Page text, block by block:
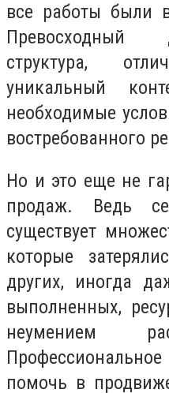
все работы были
Превосходный
структура,
уникальный
необходимые
востребованного
Но и это еще не
продаж. Ведь
существует
которые
других, иногда
выполненных,
неумением
помочь в